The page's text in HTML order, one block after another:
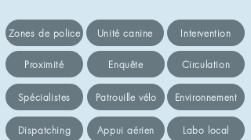
Zones de police Unité canine Intervention
Proximité Enquête Circulation
Spécialistes Patrouille vélo Environnement
Dispatching Appui aérien Labo local